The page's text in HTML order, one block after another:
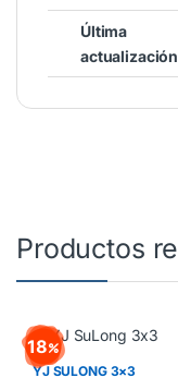
Última
actualización
Productos
18
YJ SULONG 3×3